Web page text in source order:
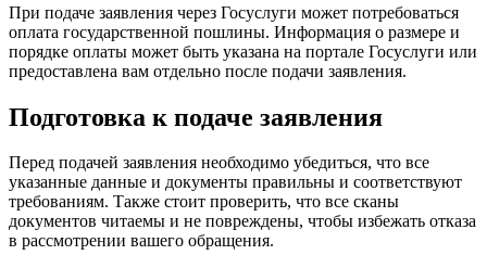
При подаче заявления через Госуслуги может потребоваться
оплата государственной пошлины. Информация о размере и
порядке оплаты может быть указана на портале Госуслуги или
предоставлена вам отдельно после подачи заявления.
Подготовка к подаче заявления
Перед подачей заявления необходимо убедиться, что все
указанные данные и документы правильны и соответствуют
требованиям. Также стоит проверить, что все сканы
документов читаемы и не повреждены, чтобы избежать отказа
в рассмотрении вашего обращения.